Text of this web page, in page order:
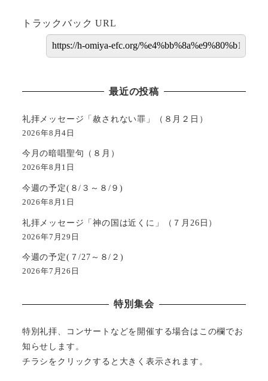
トラックバック URL
最近の投稿
礼拝メッセージ「赦されない罪」（８月２日）
2026年8月4日
今月の暗唱聖句（８月）
2026年8月1日
今週の予定(８/３～８/９)
2026年8月1日
礼拝メッセージ「神の国は近くに」（７月26日）
2026年7月29日
今週の予定(７/27～８/２)
2026年7月26日
特別集会
特別礼拝、コンサートなどを開催する場合はこの欄でお
知らせします。
チラシをクリックすると大きく表示されます。